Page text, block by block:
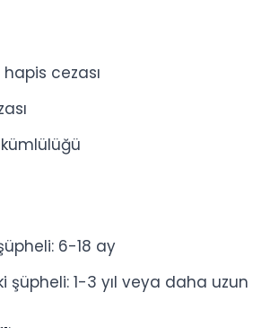
hapis cezası
6-18 ay
şüpheli: 1-3 yıl veya daha uzun